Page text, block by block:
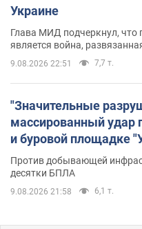
Украине
Глава МИД подчеркнул, что
является война,
9.08.2026 22:51 7,7 т.
"Значительные
массированный
и буровой площадке
Против добывающей
десятки БПЛА
9.08.2026 21:58 6,1 т.